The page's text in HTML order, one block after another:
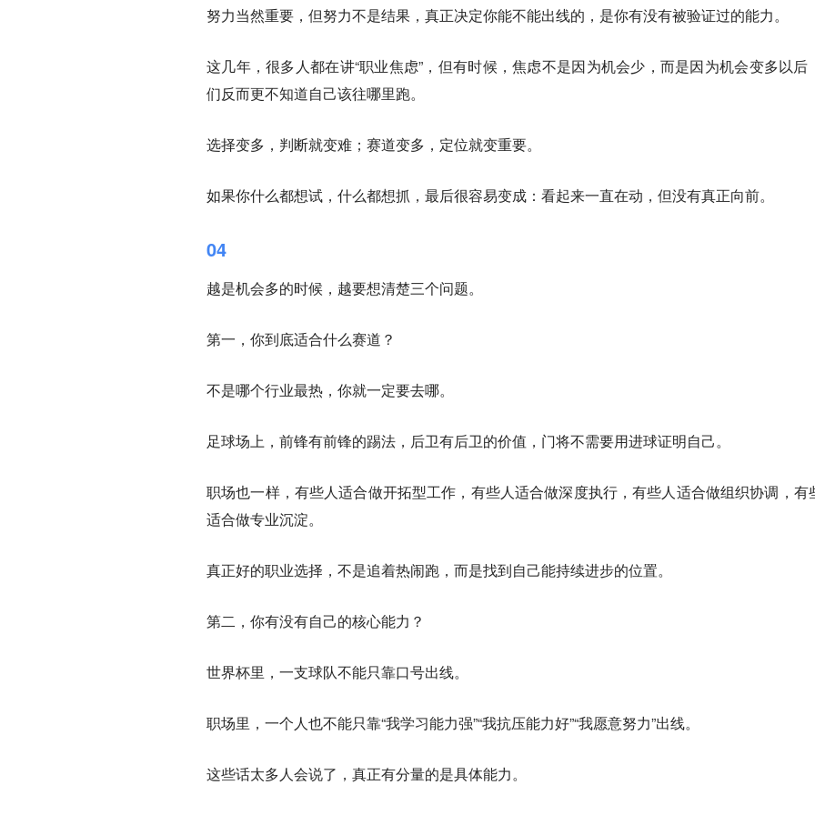
努力当然重要，但努力不是结果，真正决定你能不能出线的，是你有没有被验证过的能力。
这几年，很多人都在讲“职业焦虑”，但有时候，焦虑不是因为机会少，而是因为机会变多以后
们反而更不知道自己该往哪里跑。
选择变多，判断就变难；赛道变多，定位就变重要。
如果你什么都想试，什么都想抓，最后很容易变成：看起来一直在动，但没有真正向前。
04
越是机会多的时候，越要想清楚三个问题。
第一，你到底适合什么赛道？
不是哪个行业最热，你就一定要去哪。
足球场上，前锋有前锋的踢法，后卫有后卫的价值，门将不需要用进球证明自己。
职场也一样，有些人适合做开拓型工作，有些人适合做深度执行，有些人适合做组织协调，有
适合做专业沉淀。
真正好的职业选择，不是追着热闹跑，而是找到自己能持续进步的位置。
第二，你有没有自己的核心能力？
世界杯里，一支球队不能只靠口号出线。
职场里，一个人也不能只靠“我学习能力强”“我抗压能力好”“我愿意努力”出线。
这些话太多人会说了，真正有分量的是具体能力。